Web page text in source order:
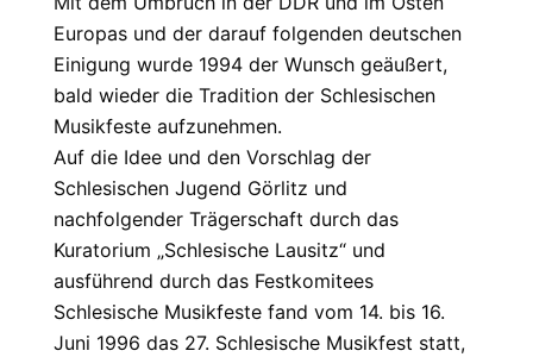
Europas und der darauf folgenden deutschen
Einigung wurde 1994 der Wunsch geäußert,
bald wieder die Tradition der Schlesischen
Musikfeste aufzunehmen.
Auf die Idee und den Vorschlag der
Schlesischen Jugend Görlitz und
nachfolgender Trägerschaft durch das
Kuratorium „Schlesische Lausitz“ und
ausführend durch das Festkomitees
Schlesische Musikfeste fand vom 14. bis 16.
Juni 1996 das 27. Schlesische Musikfest statt,